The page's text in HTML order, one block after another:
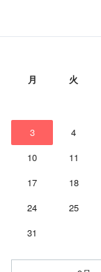
月 火
3
4
10
11
17
18
24
25
31